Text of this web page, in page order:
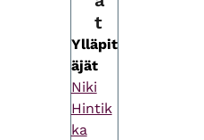
t
Ylläpit
äjät
Niki
Hintik
ka